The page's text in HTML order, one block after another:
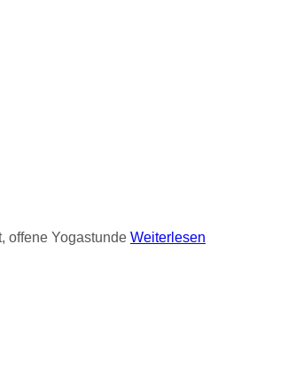
offene Yogastunde Weiterlesen